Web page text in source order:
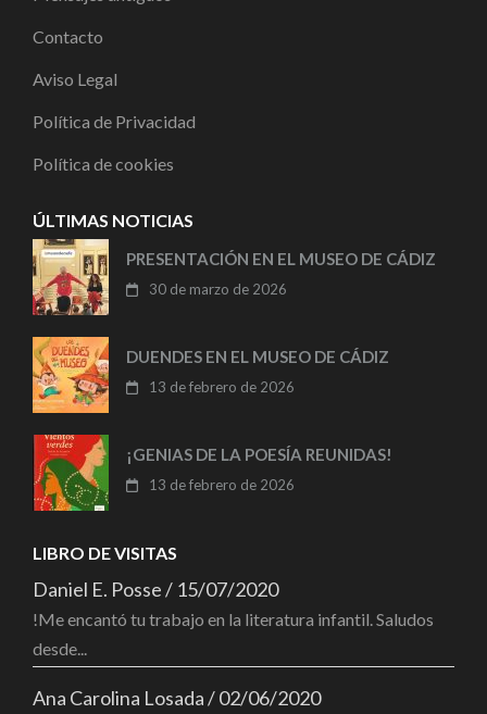
Contacto
Aviso Legal
Política de Privacidad
Política de cookies
ÚLTIMAS NOTICIAS
PRESENTACIÓN EN EL MUSEO DE CÁDIZ
30 de marzo de 2026
DUENDES EN EL MUSEO DE CÁDIZ
13 de febrero de 2026
¡GENIAS DE LA POESÍA REUNIDAS!
13 de febrero de 2026
LIBRO DE VISITAS
Daniel E. Posse/ 15/07/2020
!Me encantó tu trabajo en la literatura infantil. Saludos
desde...
Ana Carolina Losada/02/06/2020